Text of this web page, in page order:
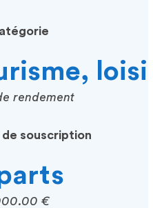
rendement
de souscription
€